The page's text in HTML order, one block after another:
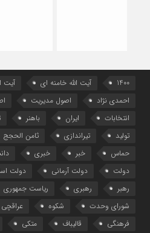
1400 آیت الله خامنه ای آیت
احمدی نژاد
اصول مدیریت
انتخابات
ایران باهنر
تولید
تیراندازی ثامن الحجج
حماس
خبر خبری
دولت
دولت آرمانی دولت
رهبر
رهبری ریاست جمهوری
شورای وحدت
شکوه عراقچی
فرهنگی
قالیباف متکی